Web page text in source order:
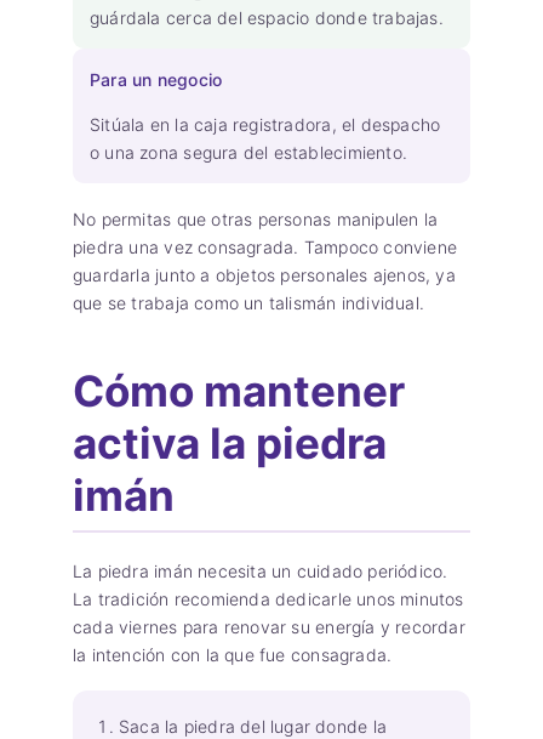
guárdala cerca del espacio donde trabajas.
Para un negocio
Sitúala en la caja registradora, el despacho
o una zona segura del establecimiento.
No permitas que otras personas manipulen la
piedra una vez consagrada. Tampoco conviene
guardarla junto a objetos personales ajenos, ya
que se trabaja como un talismán individual.
Cómo mantener
activa la piedra
imán
La piedra imán necesita un cuidado periódico.
La tradición recomienda dedicarle unos minutos
cada viernes para renovar su energía y recordar
la intención con la que fue consagrada.
Saca la piedra del lugar donde la